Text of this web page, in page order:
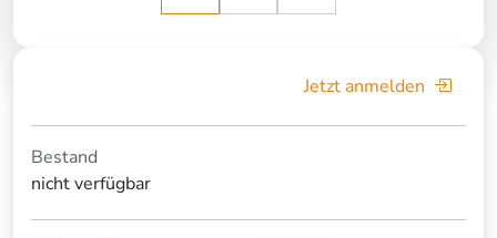
Jetzt anmelden
Bestand
nicht verfügbar